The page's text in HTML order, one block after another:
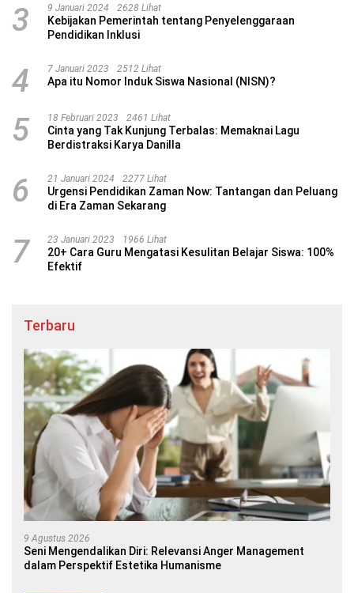
3 9 Januari 2024 2628 Lihat
Kebijakan Pemerintah tentang Penyelenggaraan
Pendidikan Inklusi
4 7 Januari 2023 2512 Lihat
Apa itu Nomor Induk Siswa Nasional (NISN)?
5 18 Februari 2023 2461 Lihat
Cinta yang Tak Kunjung Terbalas: Memaknai Lagu
Berdistraksi Karya Danilla
6 21 Januari 2024 2277 Lihat
Urgensi Pendidikan Zaman Now: Tantangan dan Peluang
di Era Zaman Sekarang
7 23 Januari 2023 1966 Lihat
20+ Cara Guru Mengatasi Kesulitan Belajar Siswa: 100%
Efektif
Terbaru
9 Agustus 2026
Seni Mengendalikan Diri: Relevansi Anger Management
dalam Perspektif Estetika Humanisme